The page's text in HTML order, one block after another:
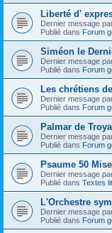
Liberté d'
Dernier message
Publié dans Forum
Siméon le
Dernier message
Publié dans Forum
Les chrétiens
Dernier message
Publié dans Forum
Palmar de Troya
Dernier message
Publié dans Forum
Psaume 50
Dernier message
Publié dans Textes
L'Orchestre
Dernier message
Publié dans Forum